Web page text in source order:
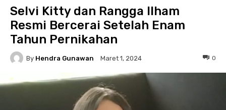
Selvi Kitty dan Rangga Ilham
Resmi Bercerai Setelah Enam
Tahun Pernikahan
By Hendra Gunawan Maret 1, 2024 0